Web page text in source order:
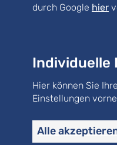
durch Google hier
Individuelle
Hier können Sie
Einstellungen
Alle